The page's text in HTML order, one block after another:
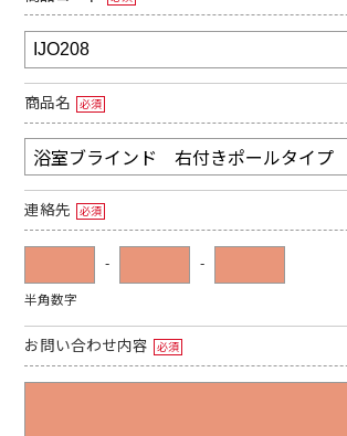
商品名 必須
連絡先 必須
- -
半角数字
お問い合わせ内容 必須